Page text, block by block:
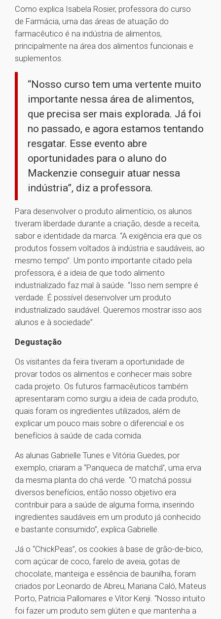
Como explica Isabela Rosier, professora do curso
de Farmácia, uma das áreas de atuação do
farmacêutico é na indústria de alimentos,
principalmente na área dos alimentos funcionais e
suplementos.
“Nosso curso tem uma vertente muito
importante nessa área de alimentos,
que precisa ser mais explorada. Já foi
no passado, e agora estamos tentando
resgatar. Esse evento abre
oportunidades para o aluno do
Mackenzie conseguir atuar nessa
indústria”, diz a professora.
Para desenvolver o produto alimentício, os alunos
tiveram liberdade durante a criação, desde a receita,
sabor e identidade da marca. “A exigência era que os
produtos fossem voltados à indústria e saudáveis, ao
mesmo tempo”. Um ponto importante citado pela
professora, é a ideia de que todo alimento
industrializado faz mal à saúde. “Isso nem sempre é
verdade. É possível desenvolver um produto
industrializado saudável. Queremos mostrar isso aos
alunos e à sociedade”.
Degustação
Os visitantes da feira tiveram a oportunidade de
provar todos os alimentos e conhecer mais sobre
cada projeto. Os futuros farmacêuticos também
apresentaram como surgiu a ideia de cada produto,
quais foram os ingredientes utilizados, além de
explicar um pouco mais sobre o diferencial e os
benefícios à saúde de cada comida.
As alunas Gabrielle Tunes e Vitória Guedes, por
exemplo, criaram a “Panqueca de matchá”, uma erva
da mesma planta do chá verde. “O matchá possui
diversos benefícios, então nosso objetivo era
contribuir para a saúde de alguma forma, inserindo
ingredientes saudáveis em um produto já conhecido
e bastante consumido”, explica Gabrielle.
Já o “ChickPeas”, os cookies à base de grão-de-bico,
com açúcar de coco, farelo de aveia, gotas de
chocolate, manteiga e essência de baunilha, foram
criados por Leonardo de Abreu, Mariana Caló, Mateus
Porto, Patricia Pallomares e Vitor Kenji. “Nosso intuito
foi fazer um produto sem glúten e que mantenha a